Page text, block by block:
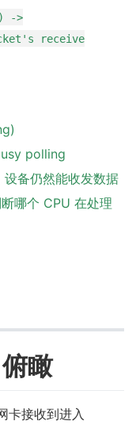
->
receive
polling
备仍然能收发数据
断哪个 CPU 在处理
瞰
卡接收到进入